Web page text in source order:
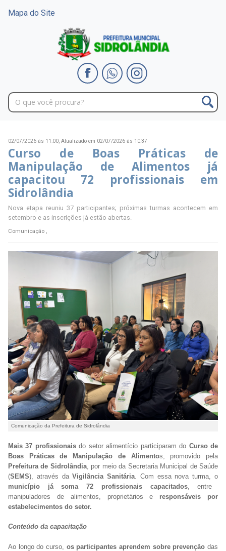
Mapa do Site
02/07/2026 às 11:00, Atualizado em 02/07/2026 às 10:37
Curso de Boas Práticas de
Manipulação de Alimentos já
capacitou 72 profissionais em
Sidrolândia
Nova etapa reuniu 37 participantes; próximas turmas acontecem em
setembro e as inscrições já estão abertas.
Comunicação ,
Comunicação da Prefeitura de Sidrolândia
Mais 37 profissionaisdo setor alimentício participaram do Curso de
Boas Práticas de Manipulação de Alimentos, promovido pela
Prefeitura de Sidrolândia, por meio da Secretaria Municipal de Saúde
(SEMS), através daVigilância Sanitária. Com essa nova turma, o
município já soma 72 profissionais capacitados, entre
manipuladores de alimentos, proprietários e responsáveis por
estabelecimentos do setor.
Conteúdo da capacitação
Ao longo do curso, os participantes aprendem sobre prevençãodas